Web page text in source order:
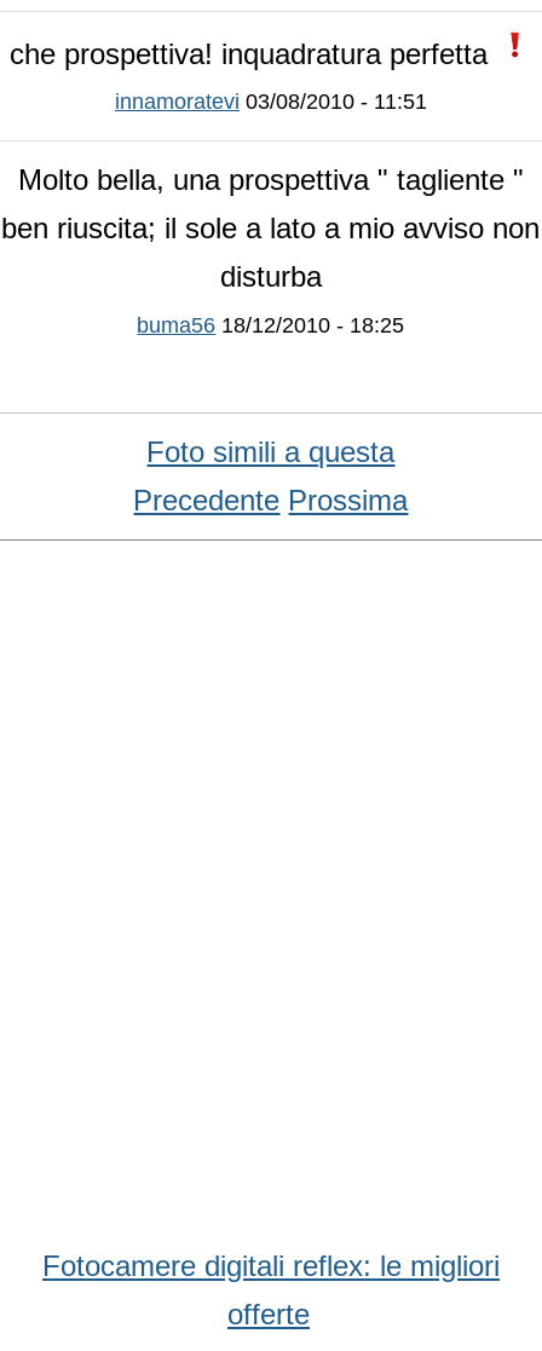
che prospettiva! inquadratura perfetta
innamoratevi 03/08/2010 - 11:51
Molto bella, una prospettiva " tagliente "
ben riuscita; il sole a lato a mio avviso non
disturba
buma56 18/12/2010 - 18:25
Foto simili a questa
Precedente Prossima
Fotocamere digitali reflex: le migliori
offerte